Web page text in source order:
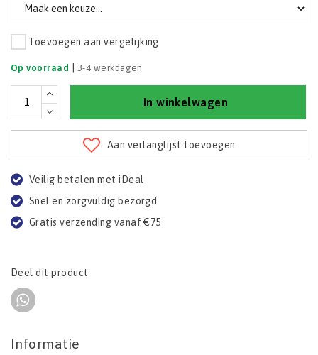
Toevoegen aan vergelijking
Op voorraad 3-4 werkdagen
In winkelwagen
Aan verlanglijst toevoegen
Veilig betalen met iDeal
Snel en zorgvuldig bezorgd
Gratis verzending vanaf €75
Deel dit product
Informatie